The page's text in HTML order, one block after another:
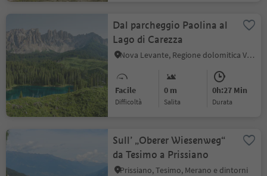
Dal parcheggio Paolina al
Lago di Carezza
Nova Levante, Regione dolomitica Val d'Ega
Facile
Difficoltà
0 m
Salita
0h:27 Min
durata
Sull’ „Oberer Wiesenweg“
da Tesimo a Prissiano
Prissiano, Tesimo, Merano e dintorni